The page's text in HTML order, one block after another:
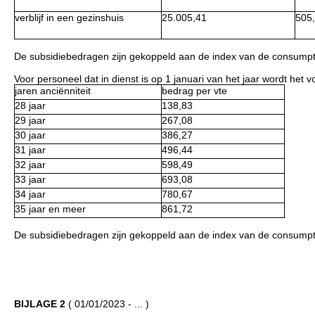
verblijf in een gezinshuis 25.005,41
De subsidiebedragen zijn gekoppeld aan de index van de
Voor personeel dat in dienst is op 1 januari van het jaar wordt het
jaren anciënniteit
bedrag per vte
28 jaar
138,83
29 jaar
267,08
30 jaar
386,27
31 jaar
496,44
32 jaar
598,49
33 jaar
693,08
34 jaar
780,67
35 jaar en meer
861,72
De subsidiebedragen zijn gekoppeld aan de index van de
BIJLAGE 2 ( 01/01/2023 - ... )